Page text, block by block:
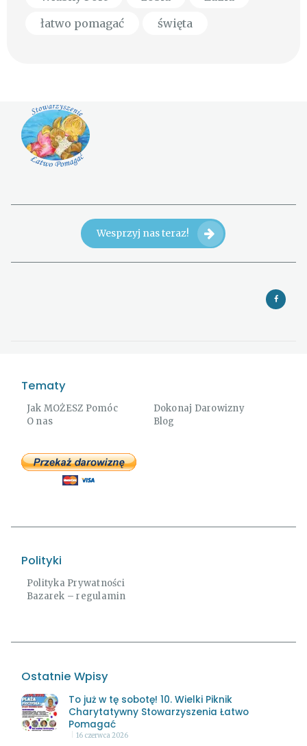
łatwo pomagać
święta
Wesprzyj nas teraz!
Tematy
Jak MOŻESZ Pomóc
Dokonaj Darowizny
O nas
Blog
Polityki
Polityka Prywatności
Bazarek – regulamin
Ostatnie Wpisy
To już w tę sobotę! 10. Wielki Piknik
Charytatywny Stowarzyszenia Łatwo
Pomagać
16 czerwca 2026